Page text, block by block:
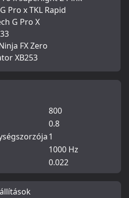
Pro x TKL Rapid
G Pro X
FX Zero
XB253
800
0.8
1
1000 Hz
0.022